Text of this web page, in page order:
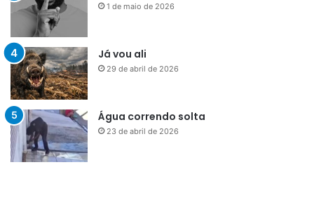
1 de maio de 2026
Já vou ali
29 de abril de 2026
Água correndo solta
23 de abril de 2026